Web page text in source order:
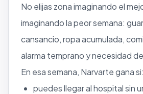
No elijas zona imaginando el
imaginando la peor semana:
cansancio, ropa acumulada,
alarma temprano y necesidad
En esa semana, Narvarte gana si:
puedes llegar al hospital sin